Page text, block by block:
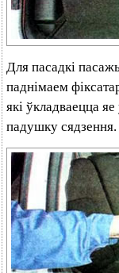
Для пасадкі
паднімаем
які ўкладваецца
падушку сядзення.